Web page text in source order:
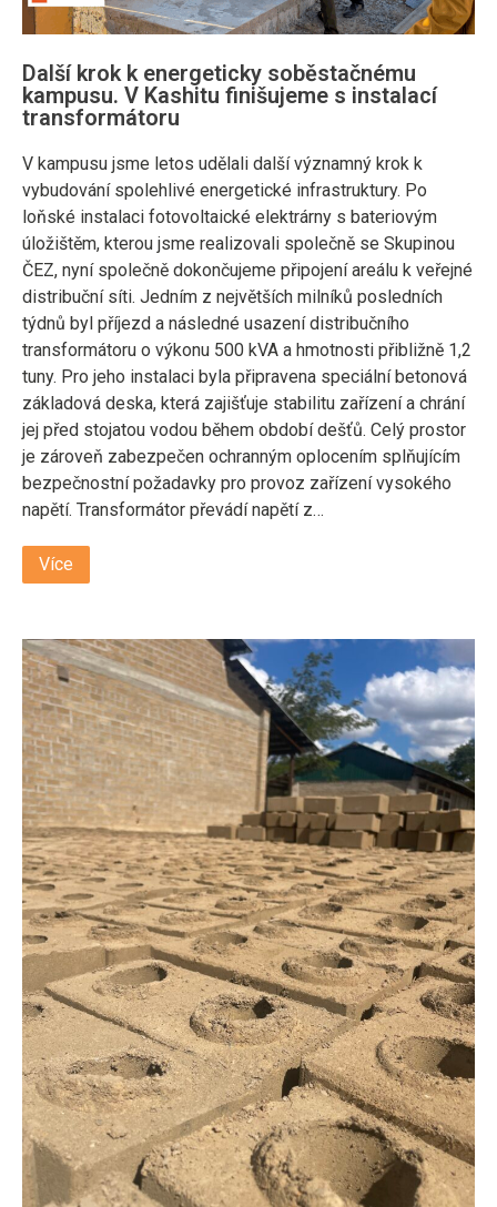
Další krok k energeticky soběstačnému
kampusu. V Kashitu finišujeme s instalací
transformátoru
V kampusu jsme letos udělali další významný krok k
vybudování spolehlivé energetické infrastruktury. Po
loňské instalaci fotovoltaické elektrárny s bateriovým
úložištěm, kterou jsme realizovali společně se Skupinou
ČEZ, nyní společně dokončujeme připojení areálu k veřejné
distribuční síti. Jedním z největších milníků posledních
týdnů byl příjezd a následné usazení distribučního
transformátoru o výkonu 500 kVA a hmotnosti přibližně 1,2
tuny. Pro jeho instalaci byla připravena speciální betonová
základová deska, která zajišťuje stabilitu zařízení a chrání
jej před stojatou vodou během období dešťů. Celý prostor
je zároveň zabezpečen ochranným oplocením splňujícím
bezpečnostní požadavky pro provoz zařízení vysokého
napětí. Transformátor převádí napětí z…
Více